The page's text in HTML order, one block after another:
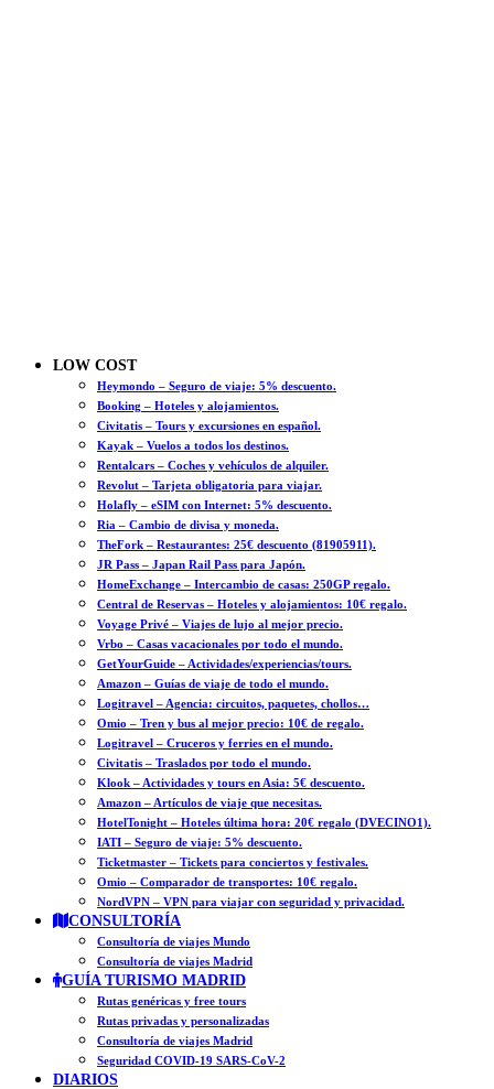
LOW COST
Heymondo – Seguro de viaje: 5% descuento.
Booking – Hoteles y alojamientos.
Civitatis – Tours y excursiones en español.
Kayak – Vuelos a todos los destinos.
Rentalcars – Coches y vehículos de alquiler.
Revolut – Tarjeta obligatoria para viajar.
Holafly – eSIM con Internet: 5% descuento.
Ria – Cambio de divisa y moneda.
TheFork – Restaurantes: 25€ descuento (81905911).
JR Pass – Japan Rail Pass para Japón.
HomeExchange – Intercambio de casas: 250GP regalo.
Central de Reservas – Hoteles y alojamientos: 10€ regalo.
Voyage Privé – Viajes de lujo al mejor precio.
Vrbo – Casas vacacionales por todo el mundo.
GetYourGuide – Actividades/experiencias/tours.
Amazon – Guías de viaje de todo el mundo.
Logitravel – Agencia: circuitos, paquetes, chollos…
Omio – Tren y bus al mejor precio: 10€ de regalo.
Logitravel – Cruceros y ferries en el mundo.
Civitatis – Traslados por todo el mundo.
Klook – Actividades y tours en Asia: 5€ descuento.
Amazon – Artículos de viaje que necesitas.
HotelTonight – Hoteles última hora: 20€ regalo (DVECINO1).
IATI – Seguro de viaje: 5% descuento.
Ticketmaster – Tickets para conciertos y festivales.
Omio – Comparador de transportes: 10€ regalo.
NordVPN – VPN para viajar con seguridad y privacidad.
CONSULTORÍA
Consultoría de viajes Mundo
Consultoría de viajes Madrid
GUÍA TURISMO MADRID
Rutas genéricas y free tours
Rutas privadas y personalizadas
Consultoría de viajes Madrid
Seguridad COVID-19 SARS-CoV-2
DIARIOS